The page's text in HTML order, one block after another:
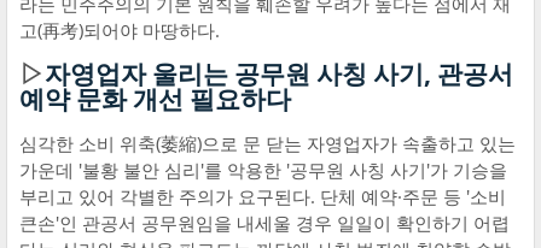
고(再考)되어야 마땅하다.
▷자영업자 울리는 공무원 사칭 사기, 관공서
예약 문화 개선 필요하다
심각한 소비 위축(萎縮)으로 문 닫는 자영업자가 속출하고 있는
가운데 '불황 불안 심리'를 악용한 '공무원 사칭 사기'가 기승을
부리고 있어 각별한 주의가 요구된다. 단체 예약·주문 등 '소비
큰손'인 관공서 공무원임을 내세울 경우 일일이 확인하기 어렵